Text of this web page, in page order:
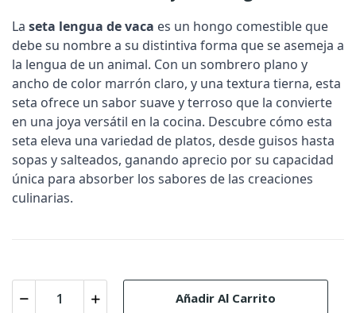
La seta lengua de vaca es un hongo comestible que
debe su nombre a su distintiva forma que se asemeja a
la lengua de un animal. Con un sombrero plano y
ancho de color marrón claro, y una textura tierna, esta
seta ofrece un sabor suave y terroso que la convierte
en una joya versátil en la cocina. Descubre cómo esta
seta eleva una variedad de platos, desde guisos hasta
sopas y salteados, ganando aprecio por su capacidad
única para absorber los sabores de las creaciones
culinarias.
Añadir Al Carrito